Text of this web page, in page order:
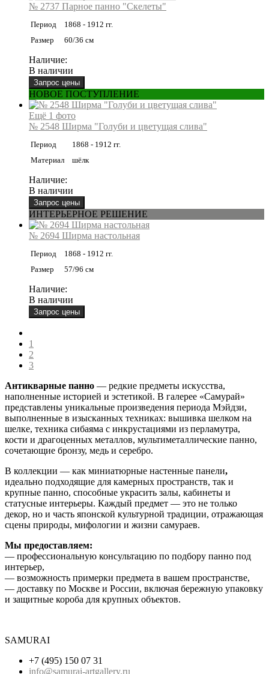
№ 2737 Парное панно "Скелеты"
Период
1868 - 1912 гг.
Размер
60/36 см
Наличие:
В наличии
НОВОЕ ПОСТУПЛЕНИЕ
Ещё 1 фото
№ 2548 Ширма "Голуби и цветущая слива"
Период
1868 - 1912 гг.
Материал
шёлк
Наличие:
В наличии
ИНТЕРЬЕРНОЕ РЕШЕНИЕ
№ 2694 Ширма настольная
Период
1868 - 1912 гг.
Размер
57/96 см
Наличие:
В наличии
1
2
3
Антикварные панно — редкие предметы искусства,
наполненные историей и эстетикой. В галерее «Самурай»
представлены уникальные произведения периода Мэйдзи,
выполненные в изысканных техниках: вышивка шелком на
шелке, техника сибаяма с инкрустациями из перламутра,
кости и драгоценных металлов, мультиметаллические панно,
сочетающие бронзу, медь и серебро.
В коллекции — как миниатюрные настенные панели,
идеально подходящие для камерных пространств, так и
крупные панно, способные украсить залы, кабинеты и
статусные интерьеры. Каждый предмет — это не только
декор, но и часть японской культурной традиции, отражающая
сцены природы, мифологии и жизни самураев.
Мы предоставляем:
— профессиональную консультацию по подбору панно под
интерьер,
— возможность примерки предмета в вашем пространстве,
— доставку по Москве и России, включая бережную упаковку
и защитные короба для крупных объектов.
SAMURAI
+7 (495) 150 07 31
info@samurai-artgallery.ru